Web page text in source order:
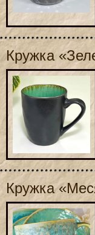
Кружка
Кружка